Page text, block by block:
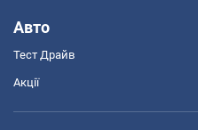
Авто
Тест Драйв
Акції